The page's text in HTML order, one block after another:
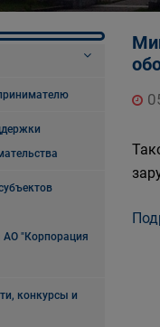
АО "Корпорация
конкурсы и